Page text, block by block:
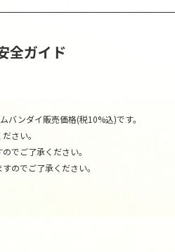
全ガイド
ンダイ販売価格(税10%込)です。
さい。
でご了承ください。
のでご了承ください。